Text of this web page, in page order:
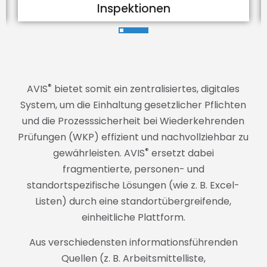
Inspektionen
AVIS® bietet somit ein zentralisiertes, digitales
System, um die Einhaltung gesetzlicher Pflichten
und die Prozesssicherheit bei Wiederkehrenden
Prüfungen (WKP) effizient und nachvollziehbar zu
gewährleisten. AVIS® ersetzt dabei
fragmentierte, personen- und
standortspezifische Lösungen (wie z. B. Excel-
Listen) durch eine standortübergreifende,
einheitliche Plattform.
Aus verschiedensten informationsführenden
Quellen (z. B. Arbeitsmittelliste,